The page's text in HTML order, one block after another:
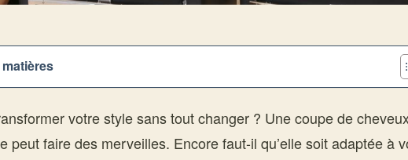
votre style sans tout changer ? Une coupe de
peut faire des merveilles. Encore faut-il qu’elle soit adaptée à